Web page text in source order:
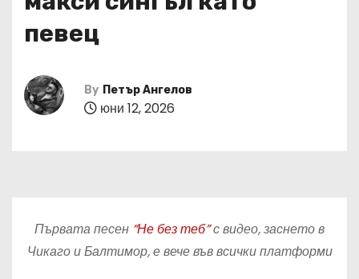
певец
By Петър Ангелов
юни 12, 2026
Първата песен “Не без теб”с видео, заснето в
Чикаго и Балтимор, е вече във всички платформи